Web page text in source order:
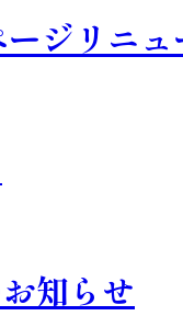
ジリニュ
知らせ